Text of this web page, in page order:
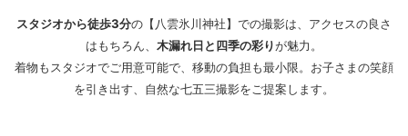
スタジオから徒歩3分の【八雲氷川神社】での撮影は、アクセスの良さ
はもちろん、 木漏れ日と四季の彩りが魅力。
着物もスタジオでご用意可能で、移動の負担も最小限。お子さまの笑顔
を引き出す、自然な七五三撮影をご提案します。